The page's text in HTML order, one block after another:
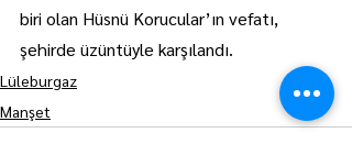
biri olan Hüsnü Korucular’ın vefatı,
şehirde üzüntüyle karşılandı.
Lüleburgaz
Manşet